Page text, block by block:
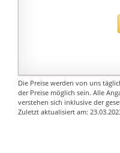
【
V
Die Preise werden von uns
der Preise möglich sein. Alle
verstehen sich inklusive der
Zuletzt aktualisiert am: